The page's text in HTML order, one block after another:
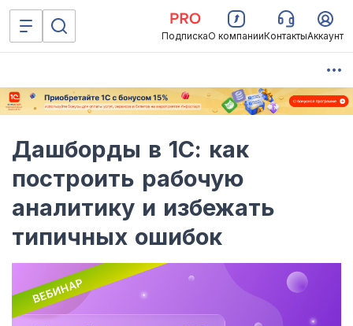
ПодпискаО компанииКонтактыАккаунт
Дашборды в 1С: как
построить рабочую
аналитику и избежать
типичных ошибок